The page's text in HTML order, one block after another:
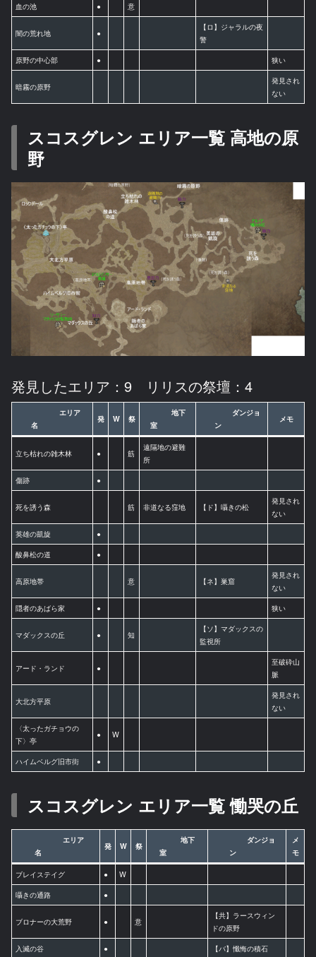
血の池
● 意
闇の荒れ地 ●
【ロ】ジャラルの夜
警
原野の中心部
● 狭い
暗霧の原野
発見され
ない
スコスグレン エリア一覧 高地の原
野
発見したエリア：9 リリスの祭壇：4
エリア
名
発 W 祭
地下
室
ダンジョ
ン
メモ
立ち枯れの雑木林 ● 筋
遠隔地の避難
所
傷跡
●
死を誘う森 筋 非道なる窪地 【ド】囁きの松
発見され
ない
英雄の凱旋
●
酸鼻松の道
●
高原地帯 意 【ネ】巣窟
発見され
ない
隠者のあばら家
● 狭い
マダックスの丘 ● 知
【ソ】マダックスの
監視所
アード・ランド ●
至破砕山
脈
大北方平原
発見され
ない
〈太ったガチョウの
下〉亭
● W
ハイムベルグ旧市街 ●
スコスグレン エリア一覧 慟哭の丘
エリア
名
発 W 祭
地下
室
ダンジョ
ン
メ
モ
ブレイステイグ ●
W
囁きの通路
●
ブロナーの大荒野 ● 意
【共】ラースウィン
ドの原野
入滅の谷
●
【バ】懺悔の積石